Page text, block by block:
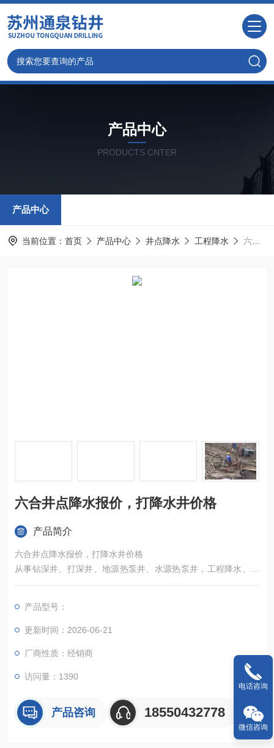
产品中心
PRODUCTS CNTER
产品中心
当前位置： 首页 产品中心 井点降水 工程降水 六合井点降水报价，打降水井价格
六合井点降水报价，打降水井价格
产品简介
六合井点降水报价，打降水井价格
从事钻深井、打深井、地源热泵井、水源热泵井，工程降水、降
水工程、深井降水、管井降水、安装水空调、安装冷风机等业
产品型号：
更新时间：2026-06-21
厂商性质：经销商
访问量：1390
产品咨询 18550432778
电话咨询
微信咨询